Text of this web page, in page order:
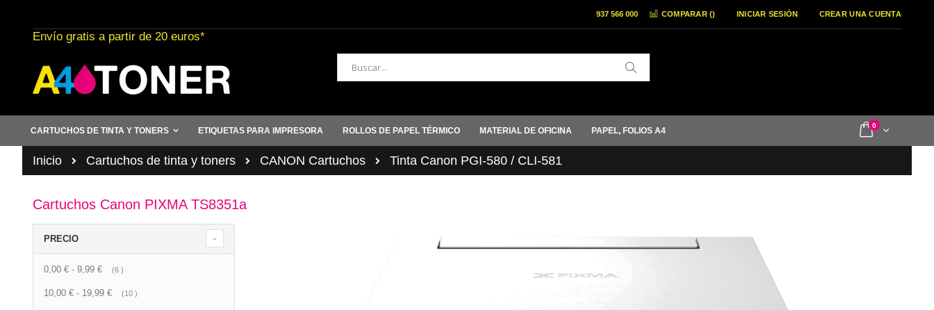
al
contenido
COMPARAR () INICIAR SESIÓN CREAR UNA CUENTA
937 566 000
Envío gratis a partir de 20 euros*
Buscar
Cart
0items
CARTUCHOS DE TINTA Y TONERS ETIQUETAS PARA IMPRESORA ROLLOS DE PAPEL TÉRMICO MATERIAL DE OFICINA PAPEL, FOLIOS A4
Inicio Cartuchos de tinta y toners CANON Cartuchos Tinta Canon PGI-580 / CLI-581
Cartuchos Canon PIXMA TS8351a
PRECIO
0,00 € - 9,99 € 6 artículo
10,00 € - 19,99 € 10 artículo